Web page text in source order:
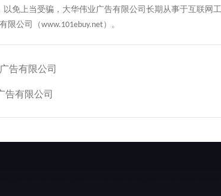
免上当受骗，大华伟业广告有限公司长期从事于互联网
限公司（www.101ebuy.net）。
告有限公司
告有限公司